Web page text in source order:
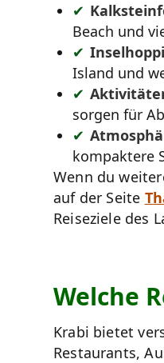
Beach und
Island und
sorgen für
kompaktere
Wenn du
auf der Seite
Reiseziele des
Welche
Krabi bietet
Restaurants,